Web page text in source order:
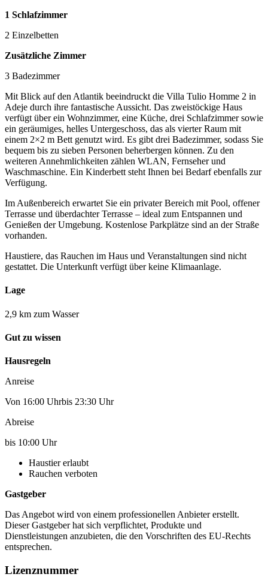
1 Schlafzimmer
2 Einzelbetten
Zusätzliche Zimmer
3 Badezimmer
Mit Blick auf den Atlantik beeindruckt die Villa Tulio Homme 2 in
Adeje durch ihre fantastische Aussicht. Das zweistöckige Haus
verfügt über ein Wohnzimmer, eine Küche, drei Schlafzimmer sowie
ein geräumiges, helles Untergeschoss, das als vierter Raum mit
einem 2×2 m Bett genutzt wird. Es gibt drei Badezimmer, sodass Sie
bequem bis zu sieben Personen beherbergen können. Zu den
weiteren Annehmlichkeiten zählen WLAN, Fernseher und
Waschmaschine. Ein Kinderbett steht Ihnen bei Bedarf ebenfalls zur
Verfügung.
Im Außenbereich erwartet Sie ein privater Bereich mit Pool, offener
Terrasse und überdachter Terrasse – ideal zum Entspannen und
Genießen der Umgebung. Kostenlose Parkplätze sind an der Straße
vorhanden.
Haustiere, das Rauchen im Haus und Veranstaltungen sind nicht
gestattet. Die Unterkunft verfügt über keine Klimaanlage.
Lage
2,9 km zum Wasser
Gut zu wissen
Hausregeln
Anreise
Von 16:00 Uhrbis 23:30 Uhr
Abreise
bis 10:00 Uhr
Haustier erlaubt
Rauchen verboten
Gastgeber
Das Angebot wird von einem professionellen Anbieter erstellt.
Dieser Gastgeber hat sich verpflichtet, Produkte und
Dienstleistungen anzubieten, die den Vorschriften des EU-Rechts
entsprechen.
Lizenznummer